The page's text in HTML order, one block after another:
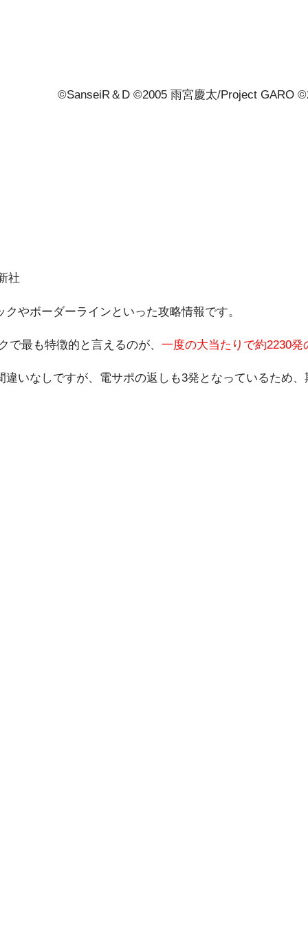
©SanseiR＆D ©2005 雨宮慶太/Project GARO
社
クやボーダーラインといった攻略情報です。
で最も特徴的と言えるのが、 一度の大当たりで約2230
いなしですが、電サポの返しも3発となっているため